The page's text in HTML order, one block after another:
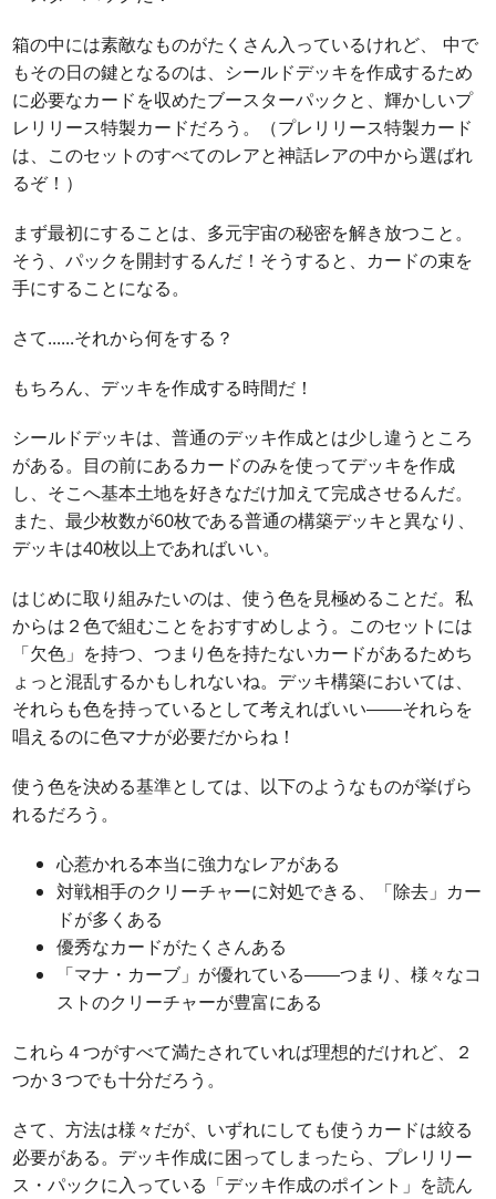
箱の中には素敵なものがたくさん入っているけれど、 中で
もその日の鍵となるのは、シールドデッキを作成するため
に必要なカードを収めたブースターパックと、輝かしいプ
レリリース特製カードだろう。（プレリリース特製カード
は、このセットのすべてのレアと神話レアの中から選ばれ
るぞ！）
まず最初にすることは、多元宇宙の秘密を解き放つこと。
そう、パックを開封するんだ！そうすると、カードの束を
手にすることになる。
さて......それから何をする？
もちろん、デッキを作成する時間だ！
シールドデッキは、普通のデッキ作成とは少し違うところ
がある。目の前にあるカードのみを使ってデッキを作成
し、そこへ基本土地を好きなだけ加えて完成させるんだ。
また、最少枚数が60枚である普通の構築デッキと異なり、
デッキは40枚以上であればいい。
はじめに取り組みたいのは、使う色を見極めることだ。私
からは２色で組むことをおすすめしよう。このセットには
「欠色」を持つ、つまり色を持たないカードがあるためち
ょっと混乱するかもしれないね。デッキ構築においては、
それらも色を持っているとして考えればいい――それらを
唱えるのに色マナが必要だからね！
使う色を決める基準としては、以下のようなものが挙げら
れるだろう。
心惹かれる本当に強力なレアがある
対戦相手のクリーチャーに対処できる、「除去」カー
ドが多くある
優秀なカードがたくさんある
「マナ・カーブ」が優れている――つまり、様々なコ
ストのクリーチャーが豊富にある
これら４つがすべて満たされていれば理想的だけれど、２
つか３つでも十分だろう。
さて、方法は様々だが、いずれにしても使うカードは絞る
必要がある。デッキ作成に困ってしまったら、プレリリー
ス・パックに入っている「デッキ作成のポイント」を読ん